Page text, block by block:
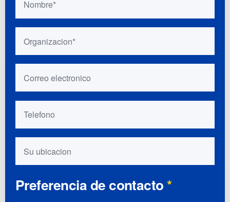
Preferencia de contacto*